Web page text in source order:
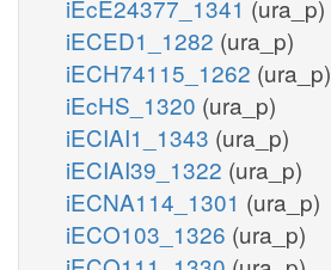
iEcE24377_1341 (ura_p)
iECED1_1282 (ura_p)
iECH74115_1262 (ura_p)
iEcHS_1320 (ura_p)
iECIAI1_1343 (ura_p)
iECIAI39_1322 (ura_p)
iECNA114_1301 (ura_p)
iECO103_1326 (ura_p)